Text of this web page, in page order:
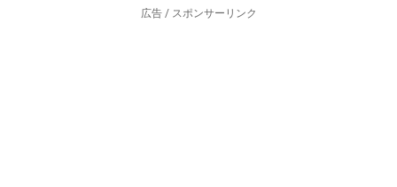
広告 / スポンサーリンク